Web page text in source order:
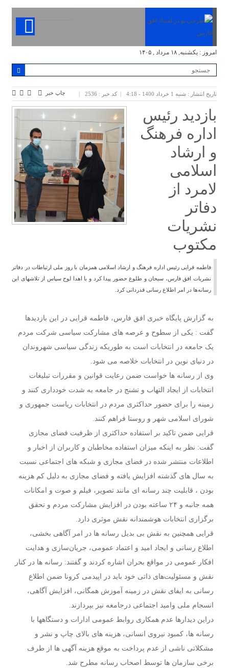
امروز : یکشنبه, ۱۸ مرداد , ۱۴۰۵
تاریخ انتشار : شنبه 1 خرداد 1400 - 4:18 کد خبر : 2536 چاپ خبر
بازدید رئیس
اداره فرهنگ
و ارشاد
اسلامی
لامرد از
دفاتر
نشریات
مکتوب
فاطمه قرایی رئیس اداره فرهنگ و ارشاد اسلامی همزمان با روز ملی ارتباطات در دفاتر
نشریات افق فارس، سبحان و طلوع حضور پیدا کرد و با اهدا لوح سپاس از تلاشهای این
رسانه‌ها در امر اطلاع رسانی قدردانی کرد.
به گزارش پایگاه خبری افق فارس، فاطمه قرایی در این بازدیدها
گفت : یکی از سطوح و عرصه های مشارکت سیاسی شرکت مردم
یک جامعه در انتخابات است به طوریکه زندگی سیاسی شهروندان
در دنیای نوین در انتخابات خلاصه می شود.
وی از رسانه ها خواست ضمن رعایت قوانین و مقررات تبلیغات
انتخابات از ایجاد التهاب و تشنج در جامعه به شدت خودداری کنند و
زمینه را برای حضور حداکثری مردم در انتخابات ریاست جمهوری و
شورای اسلامی شهر و روستا فراهم کنند.
قرایی ضمن تاکید بر استفاده حداکثری از ظرفیت فضای مجازی
گفت: نظر به اینکه میزان استفاده مخاطبان و کاربران از اخبار و
اطلاعات منتشر شده در فضای مجازی و شبکه های اجتماعی نسبت
به سال های گذشته افزایش یافته و فضای مجازی به دلیل کم هزینه
بودن ، قابلیت چند رسانه ای مانند تصویر، فیلم و صوت و امکانات
همه جانبه و ۲۴ ساعته بودن در افزایش مشارکت مردم و تحقق
برگزاری انتخابات هوشمندانه نقش موثری دارد.
قرایی همچنین به نقش بی بدیل رسانه ها در امر آگاهی بخشی،
اطلاع رسانی و ایجاد امید و اعتماد عمومی، جریان‌سازی و هدایت
افکار عمومی در مواقع بحران اشاره کردند و گفتند: رسانه ها در کنار
نقش و مسئولیت‌های ذاتی خود باید در اپیدمی کرونا ضمن اطلاع
رسانی به ایفای نقش در زمینه آموزش همگانی، افزایش آگاهی،
انسجام ملی وامید اجتماعی درجامعه نیز بپردازند.
دراین دیدارها عدم همکاری روابط عمومی ادارات و دستگاهها با
رسانه ها، کمبود نیروی انسانی، هزینه های بالای چاپ و نشر و
مشکلاتی ناشی از عدم پرداخت به موقع هزینه آگهی ها از طرف
برخی سازمان ها توسط اصحاب رسانه مطرح شد.